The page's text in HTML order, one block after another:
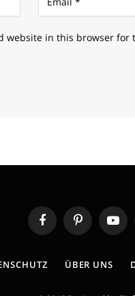
website in this browser for
FacebookPinterest
ÜBER UNS